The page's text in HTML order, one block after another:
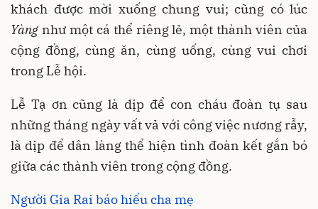
khách được mời xuống chung vui; cũng có lúc
Yàng như một cá thể riêng lẻ, một thành viên của
cộng đồng, cùng ăn, cùng uống, cùng vui chơi
trong Lễ hội.
Lễ Tạ ơn cũng là dịp để con cháu đoàn tụ sau
những tháng ngày vất vả với công việc nương rẫy,
là dịp để dân làng thể hiện tình đoàn kết gắn bó
giữa các thành viên trong cộng đồng.
Người Gia Rai báo hiếu cha mẹ